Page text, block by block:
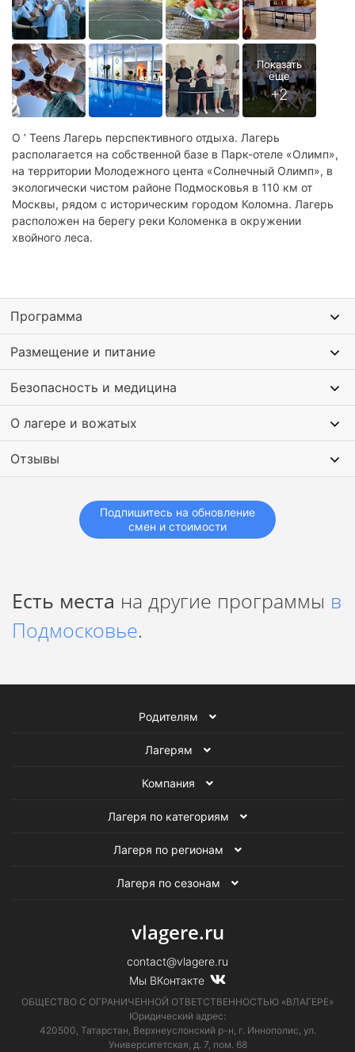
O ’ Teens Лагерь перспективного отдыха. Лагерь
располагается на собственной базе в Парк-отеле «Олимп»,
на территории Молодежного цента «Солнечный Олимп», в
экологически чистом районе Подмосковья в 110 км от
Москвы, рядом с историческим городом Коломна. Лагерь
расположен на берегу реки Коломенка в окружении
хвойного леса.
Программа
Размещение и питание
Безопасность и медицина
О лагере и вожатых
Отзывы
Подпишитесь на обновление
смен и стоимости
Есть места на другие программы в
Подмосковье.
Родителям
Лагерям
Компания
Лагеря по категориям
Лагеря по регионам
Лагеря по сезонам
vlagere.ru
contact@vlagere.ru
Мы ВКонтакте
ОБЩЕСТВО С ОГРАНИЧЕННОЙ ОТВЕТСТВЕННОСТЬЮ «ВЛАГЕРЕ»
Юридический адрес:
420500, Татарстан, Верхнеуслонский р-н, г. Иннополис, ул.
Университетская, д. 7, пом. 68